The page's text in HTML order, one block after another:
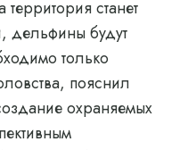
станет
дельфины будут
только
пояснил
охраняемых